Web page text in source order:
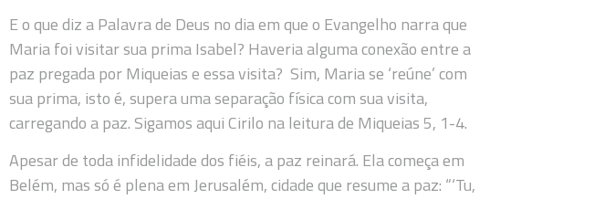
E o que diz a Palavra de Deus no dia em que o Evangelho narra que
Maria foi visitar sua prima Isabel? Haveria alguma conexão entre a
paz pregada por Miqueias e essa visita? Sim, Maria se ‘reúne’ com
sua prima, isto é, supera uma separação física com sua visita,
carregando a paz. Sigamos aqui Cirilo na leitura de Miqueias 5, 1-4.
Apesar de toda infidelidade dos fiéis, a paz reinará. Ela começa em
Belém, mas só é plena em Jerusalém, cidade que resume a paz: “‘Tu,